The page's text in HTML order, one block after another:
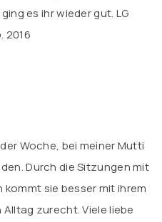
es ihr wieder gut. LG
2016
Woche, bei meiner Mutti
Durch die Sitzungen mit
sie besser mit ihrem
zurecht. Viele liebe